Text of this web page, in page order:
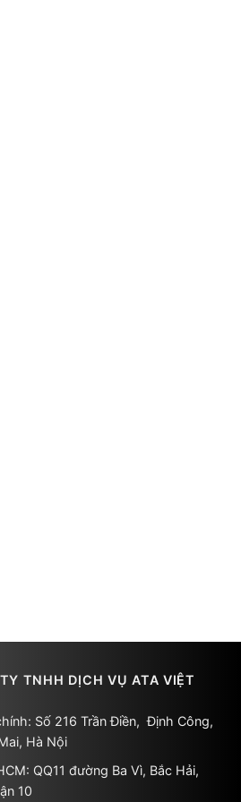
TNHH DỊCH VỤ ATA VIỆT
Số 216 Trần Điền, Định Công,
Hà Nội
QQ11 đường Ba Vì, Bắc Hải,
10